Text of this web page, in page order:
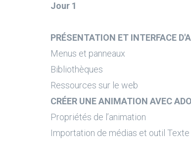
Jour 1
PRÉSENTATION ET INTERFACE
Menus et panneaux
Bibliothèques
Ressources sur le web
CRÉER UNE ANIMATION AVEC
Propriétés de l’animation
Importation de médias et outil Texte